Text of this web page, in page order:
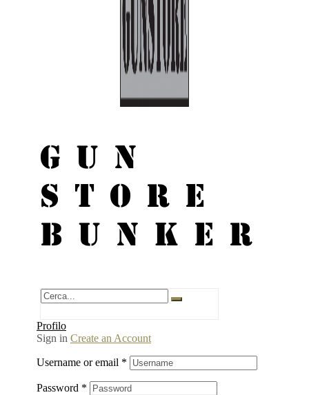
GUN
STORE
BUNKER
Profilo
Sign in Create an Account
Username or email *
Password *